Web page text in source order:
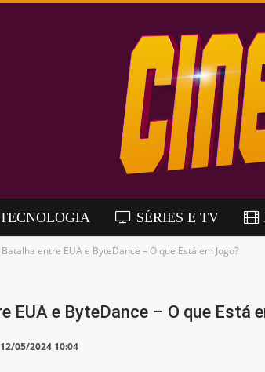
TECNOLOGIA SÉRIES E TV
entre EUA e ByteDance – O que Está em Jogo?
EUA e ByteDance – O que Está
12/05/2024 10:04